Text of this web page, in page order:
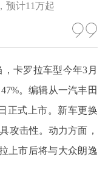
预计11万起
卡罗拉车型今年3月
。编辑从一汽丰田
正式上市。新车更换
攻击性。动力方面，
上市后将与大众朗逸